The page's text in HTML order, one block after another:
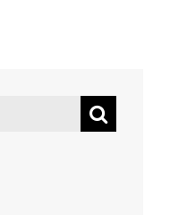
Plankton